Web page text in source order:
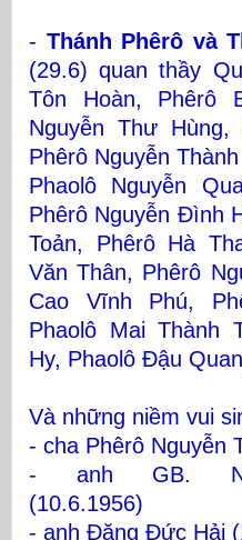
- Thánh Phêrô và
(29.6) quan thầy
Tôn Hoàn, Phêrô
Nguyễn Thư
Phêrô Nguyễn
Phaolô Nguyễn
Phêrô Nguyễn Đình
Toản, Phêrô Hà
Văn Thân, Phêrô
Cao Vĩnh Phú,
Phaolô Mai Thành
Hy, Phaolô Đậu
Và những niềm vui
- cha Phêrô Nguyễn
- anh GB.
(10.6.1956)
- anh Đặng Đức Hải